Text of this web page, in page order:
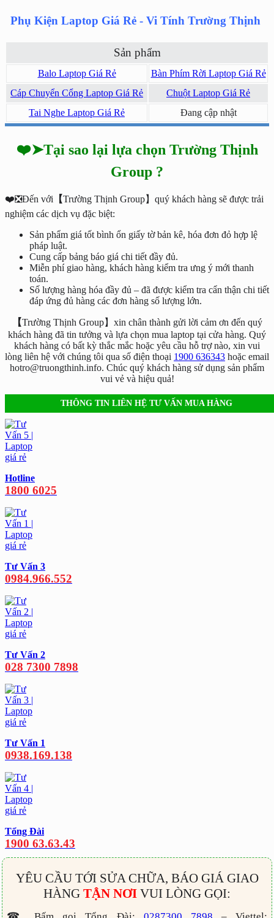
Phụ Kiện Laptop Giá Rẻ - Vi Tính Trường Thịnh
Sản phẩm
Balo Laptop Giá Rẻ
Bàn Phím Rời Laptop Giá Rẻ
Cáp Chuyển Cổng Laptop Giá Rẻ
Chuột Laptop Giá Rẻ
Tai Nghe Laptop Giá Rẻ
Đang cập nhật
❤️➤Tại sao lại lựa chọn Trường Thịnh
Group ?
❤️❎Đến với 【Trường Thịnh Group】quý khách hàng sẽ được trải
nghiệm các dịch vụ đặc biệt:
Sản phẩm giá tốt bình ổn giấy tờ bản kê, hóa đơn đỏ hợp lệ
pháp luật.
Cung cấp bảng báo giá chi tiết đầy đủ.
Miễn phí giao hàng, khách hàng kiểm tra ưng ý mới thanh
toán.
Số lượng hàng hóa đầy đủ – đã được kiểm tra cẩn thận chi tiết
đáp ứng đủ hàng các đơn hàng số lượng lớn.
【Trường Thịnh Group】xin chân thành gửi lời cảm ơn đến quý
khách hàng đã tin tưởng và lựa chọn mua laptop tại cửa hàng. Quý
khách hàng có bất kỳ thắc mắc hoặc yêu cầu hỗ trợ nào, xin vui
lòng liên hệ với chúng tôi qua số điện thoại 1900 636343 hoặc email
hotro@truongthinh.info. Chúc quý khách hàng sử dụng sản phẩm
vui vẻ và hiệu quả!
THÔNG TIN LIÊN HỆ TƯ VẤN MUA HÀNG
Hotline
1800 6025
Tư Vấn 3
0984.966.552
Tư Vấn 2
028 7300 7898
Tư Vấn 1
0938.169.138
Tổng Đài
1900 63.63.43
YÊU CẦU TỚI SỬA CHỮA, BÁO GIÁ GIAO
HÀNG TẬN NƠI VUI LÒNG GỌI: